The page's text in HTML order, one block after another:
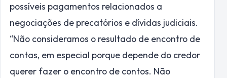
possíveis pagamentos relacionados a
negociações de precatórios e dívidas judiciais.
“Não consideramos o resultado de encontro de
contas, em especial porque depende do credor
querer fazer o encontro de contos. Não